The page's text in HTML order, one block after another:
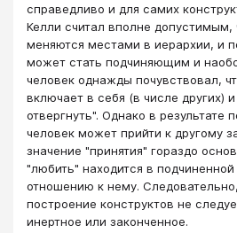
справедливо и для самих
Келли считал вполне допустимым,
меняются местами в иерархии, и
может стать подчиняющим и
человек однажды почувствовал,
включает в себя (в числе других)
отвергнуть". Однако в результате
человек может прийти к другому
значение "принятия" гораздо
"любить" находится в
отношению к нему.
построение конструктов не
инертное или законченное.